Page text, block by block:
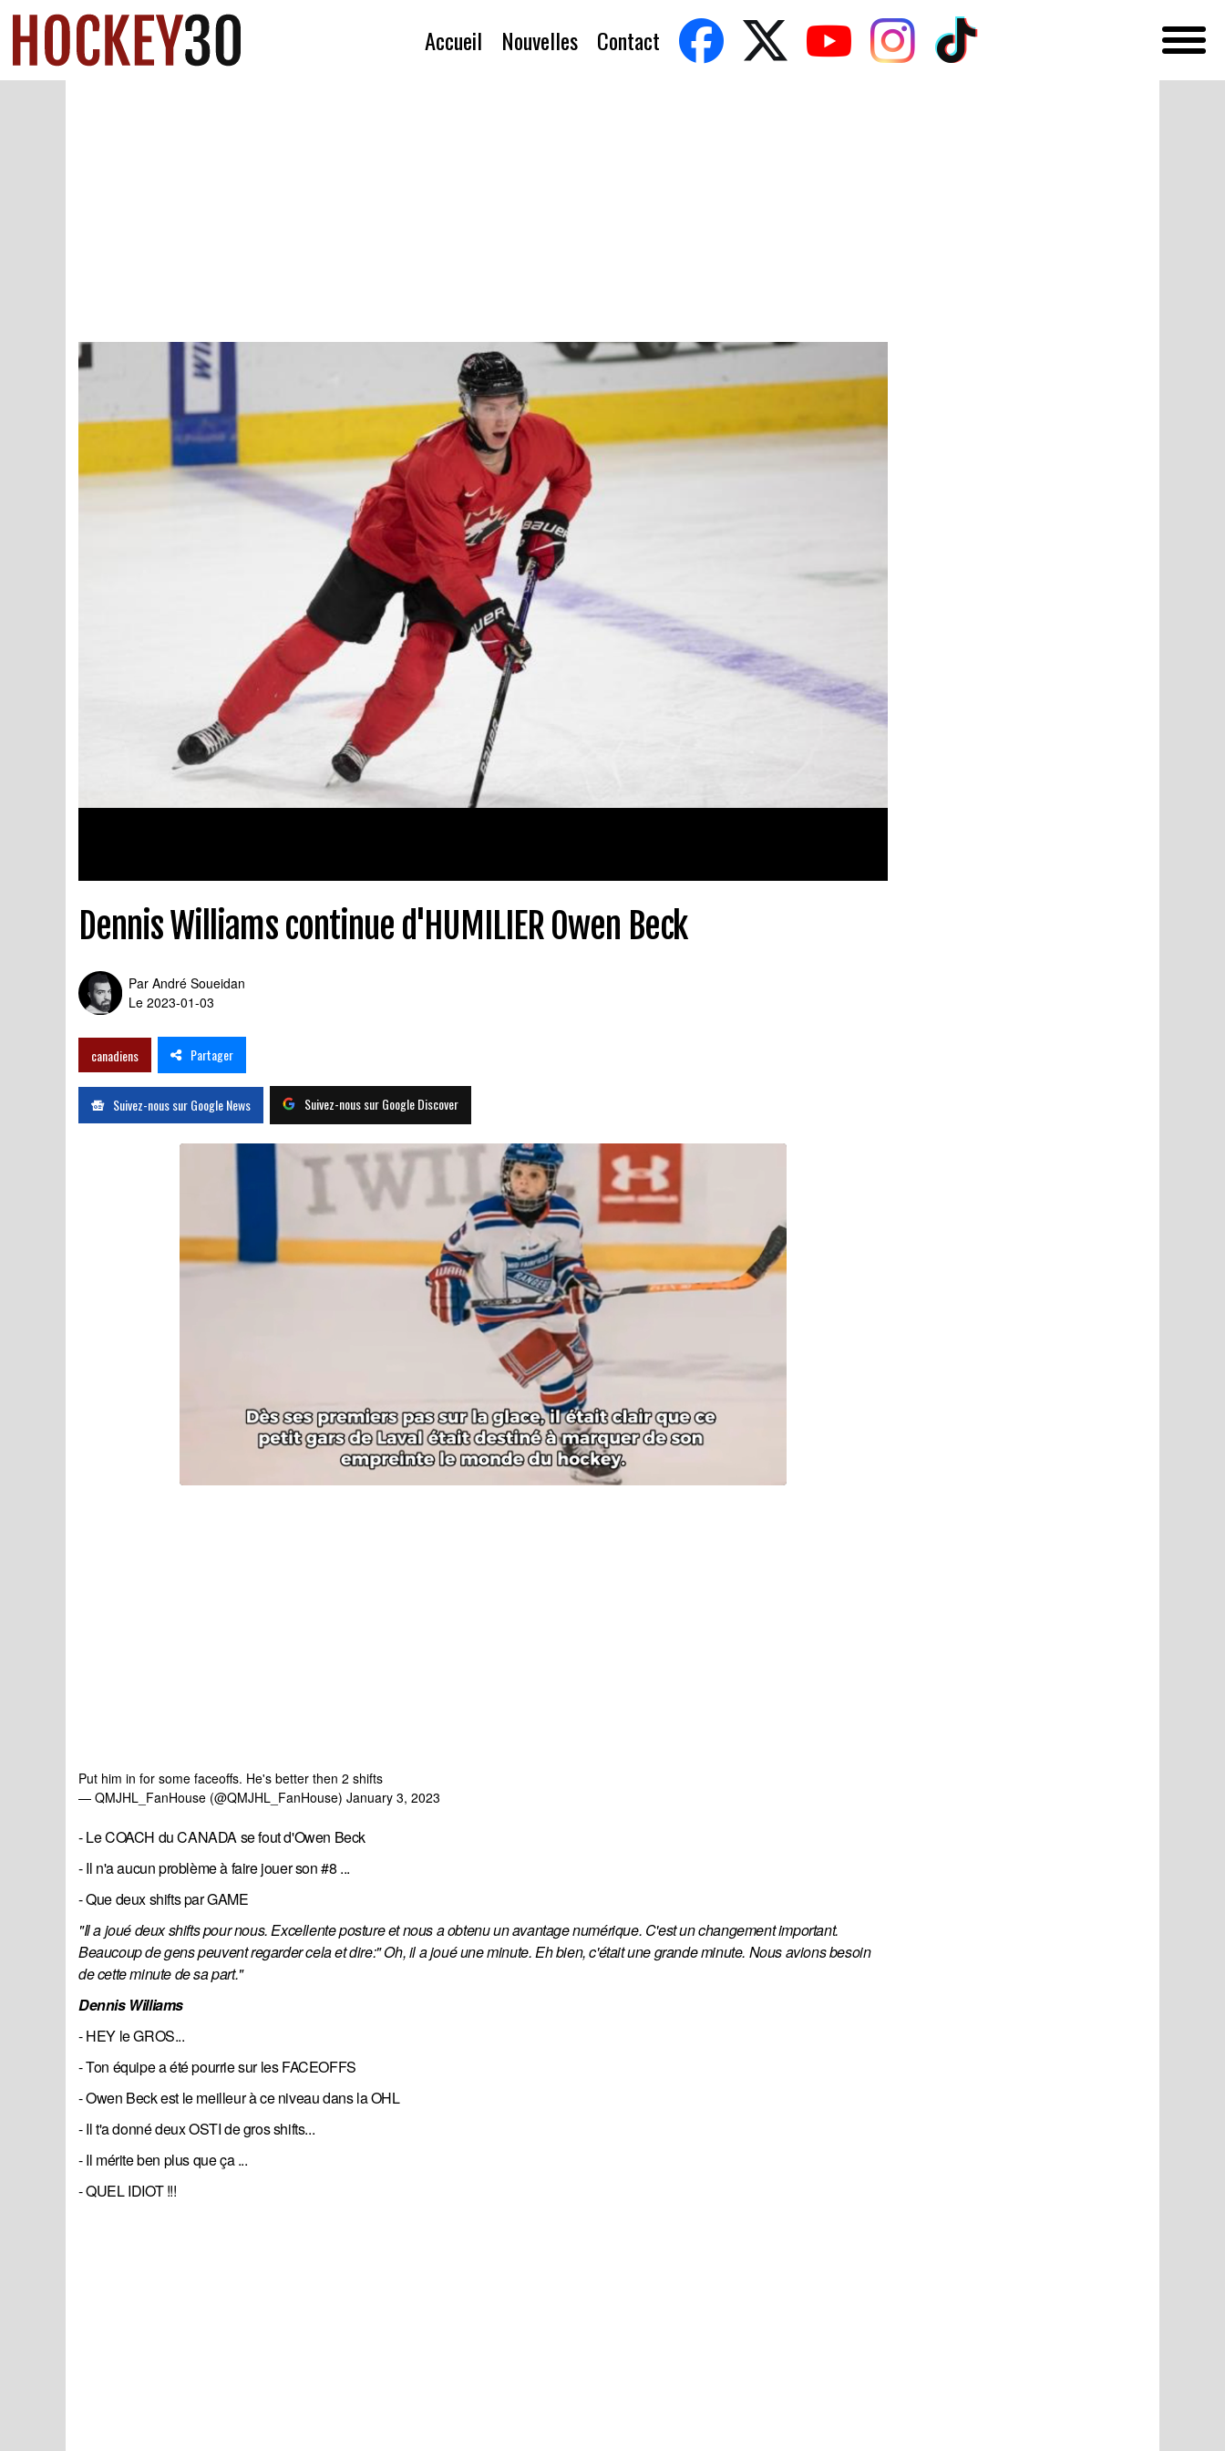
Accueil Nouvelles Contact
Dennis Williams continue d'HUMILIER Owen Beck
Par André Soueidan
Le 2023-01-03
canadiens Partager
Suivez-nous sur Google News Suivez-nous sur Google Discover
Put him in for some faceoffs. He's better then 2 shifts
— QMJHL_FanHouse (@QMJHL_FanHouse) January 3, 2023
- Le COACH du CANADA se fout d'Owen Beck
- Il n'a aucun problème à faire jouer son #8 ...
- Que deux shifts par GAME
"Il a joué deux shifts pour nous. Excellente posture et nous a obtenu un avantage numérique. C'est un changement important.
Beaucoup de gens peuvent regarder cela et dire:" Oh, il a joué une minute. Eh bien, c'était une grande minute. Nous avions besoin
de cette minute de sa part."
Dennis Williams
- HEY le GROS...
- Ton équipe a été pourrie sur les FACEOFFS
- Owen Beck est le meilleur à ce niveau dans la OHL
- Il t'a donné deux OSTI de gros shifts...
- Il mérite ben plus que ça ...
- QUEL IDIOT !!!